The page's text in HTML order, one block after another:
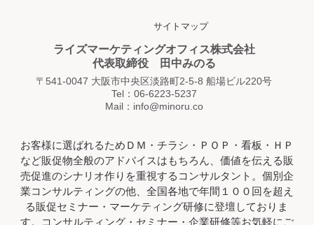
サイトマップ
ライズマーケティングオフィス株式会社
代表取締役 田中みのる
〒541-0047 大阪市中央区淡路町2-5-8 船場ビル220号
Tel：06-6223-5237
Mail：info@minoru.co
お客様に選ばれるためＤＭ・チラシ・ＰＯＰ・看板・ＨＰ
など販促物全般のアドバイスはもちろん、価値を伝える販
売促進のシナリオ作りを重視するコンサルタント。個別企
業コンサルティングの他、全国各地で年間１００回を超え
る販促セミナー・マーケティング研修に登壇しておりま
す。コンサルティング・セミナー・企業研修等お気軽にご